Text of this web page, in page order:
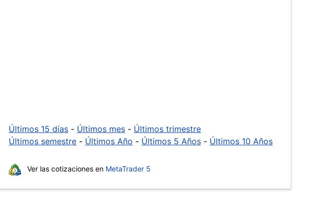
Últimos 15 días - Últimos mes - Últimos trimestre
Últimos semestre - Últimos Año - Últimos 5 Años - Últimos 10 Años
Ver las cotizaciones en MetaTrader 5